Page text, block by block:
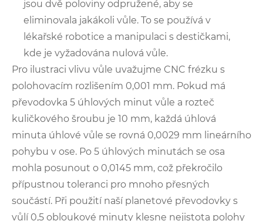
jsou dvě poloviny odpružené, aby se
eliminovala jakákoli vůle. To se používá v
lékařské robotice a manipulaci s destičkami,
kde je vyžadována nulová vůle.
Pro ilustraci vlivu vůle uvažujme CNC frézku s
polohovacím rozlišením 0,001 mm. Pokud má
převodovka 5 úhlových minut vůle a rozteč
kuličkového šroubu je 10 mm, každá úhlová
minuta úhlové vůle se rovná 0,0029 mm lineárního
pohybu v ose. Po 5 úhlových minutách se osa
mohla posunout o 0,0145 mm, což překročilo
přípustnou toleranci pro mnoho přesných
součástí. Při použití naší planetové převodovky s
vůlí 0,5 obloukové minuty klesne nejistota polohy